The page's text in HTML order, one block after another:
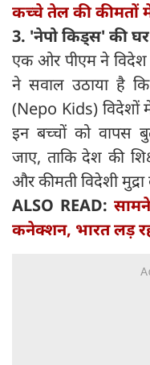
कच्चे तेल की
3. 'नेपो किड्स' की
एक ओर पीएम ने विदेश
ने सवाल उठाया है
(Nepo Kids) विदेशों
इन बच्चों को वापस
जाए, ताकि देश की
और कीमती विदेशी मुद्रा
ALSO READ:
कनेक्शन, भारत लड़